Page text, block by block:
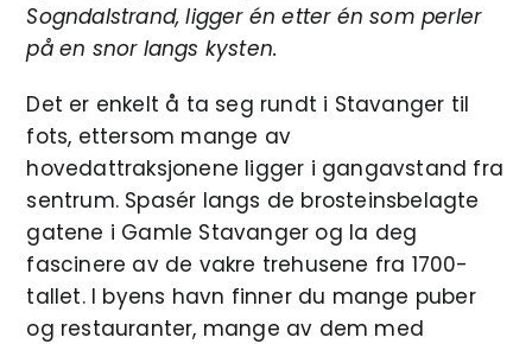
Sogndalstrand, ligger én etter én som perler
på en snor langs kysten.
Det er enkelt å ta seg rundt i Stavanger til
fots, ettersom mange av
hovedattraksjonene ligger i gangavstand fra
sentrum. Spasér langs de brosteinsbelagte
gatene i Gamle Stavanger og la deg
fascinere av de vakre trehusene fra 1700-
tallet. I byens havn finner du mange puber
og restauranter, mange av dem med